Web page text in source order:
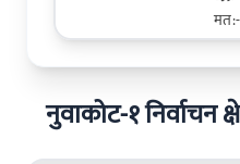
नुवाकोट-१ निर्वाचन